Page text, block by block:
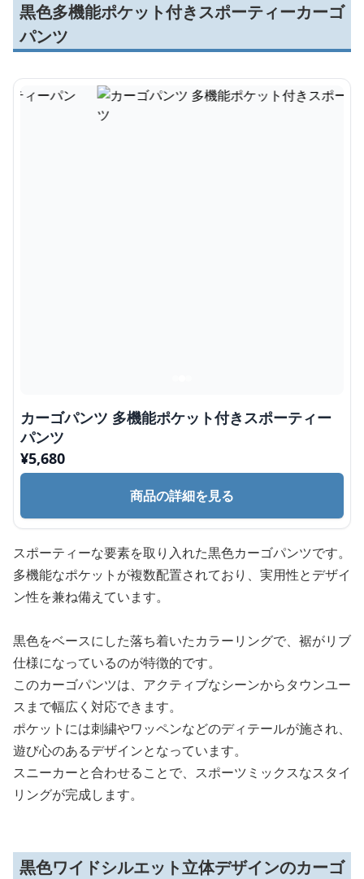
黒色多機能ポケット付きスポーティーカーゴ
パンツ
カーゴパンツ 多機能ポケット付きスポーティー
パンツ
¥5,680
商品の詳細を見る
スポーティーな要素を取り入れた黒色カーゴパンツです。
多機能なポケットが複数配置されており、実用性とデザイ
ン性を兼ね備えています。
黒色をベースにした落ち着いたカラーリングで、裾がリブ
仕様になっているのが特徴的です。
このカーゴパンツは、アクティブなシーンからタウンユー
スまで幅広く対応できます。
ポケットには刺繍やワッペンなどのディテールが施され、
遊び心のあるデザインとなっています。
スニーカーと合わせることで、スポーツミックスなスタイ
リングが完成します。
黒色ワイドシルエット立体デザインのカーゴ